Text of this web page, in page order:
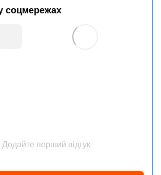
соцмережах
Додайте перший відгук